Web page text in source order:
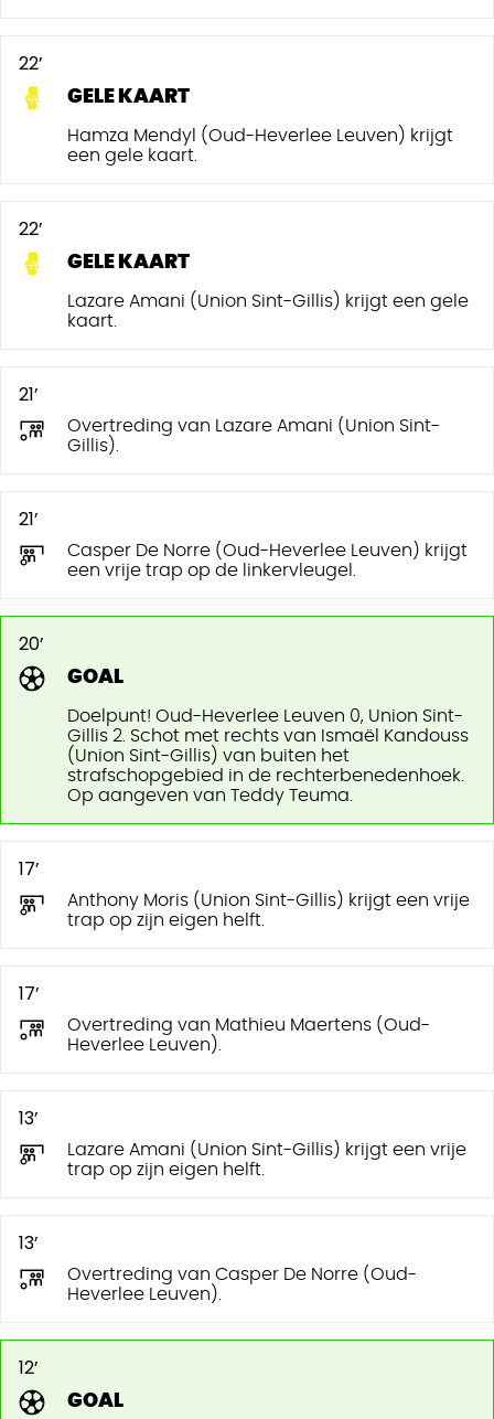
22’
GELE KAART
Hamza Mendyl (Oud-Heverlee Leuven) krijgt
een gele kaart.
22’
GELE KAART
Lazare Amani (Union Sint-Gillis) krijgt een gele
kaart.
21’
Overtreding van Lazare Amani (Union Sint-
Gillis).
21’
Casper De Norre (Oud-Heverlee Leuven) krijgt
een vrije trap op de linkervleugel.
20’
GOAL
Doelpunt! Oud-Heverlee Leuven 0, Union Sint-
Gillis 2. Schot met rechts van Ismaël Kandouss
(Union Sint-Gillis) van buiten het
strafschopgebied in de rechterbenedenhoek.
Op aangeven van Teddy Teuma.
17’
Anthony Moris (Union Sint-Gillis) krijgt een vrije
trap op zijn eigen helft.
17’
Overtreding van Mathieu Maertens (Oud-
Heverlee Leuven).
13’
Lazare Amani (Union Sint-Gillis) krijgt een vrije
trap op zijn eigen helft.
13’
Overtreding van Casper De Norre (Oud-
Heverlee Leuven).
12’
GOAL